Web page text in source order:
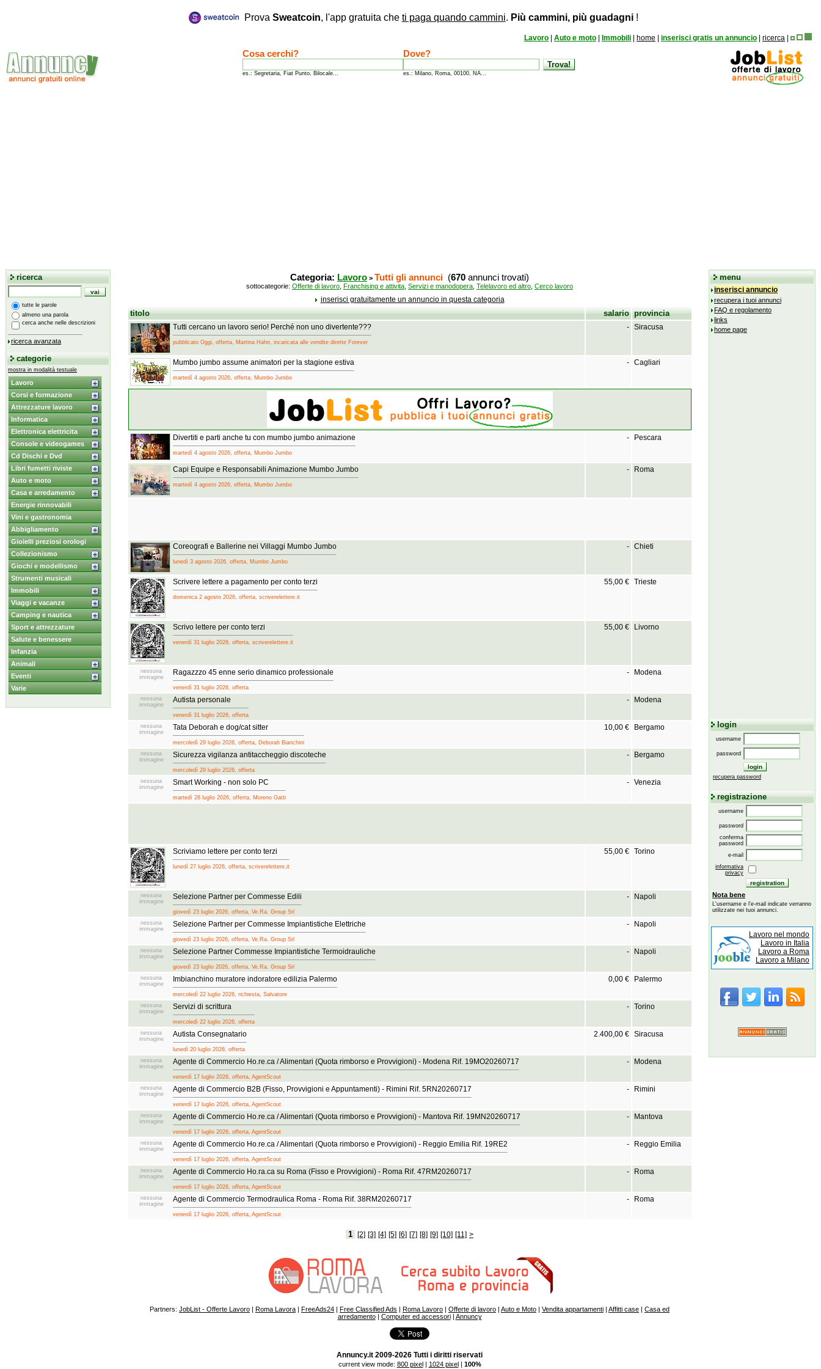
Prova Sweatcoin, l'app gratuita che ti paga quando cammini. Più cammini, più guadagni!
Lavoro Auto e moto Immobili home inserisci gratis un annuncio ricerca
Cosa cerchi?
es.: Segretaria, Fiat Punto, Bilocale...
Dove?
es.: Milano, Roma, 00100, NA...
ricerca
tutte le parole
almeno una parola
cerca anche nelle descrizioni
ricerca avanzata
categorie
mostra in modalità testuale
Lavoro
Corsi e formazione
Attrezzature lavoro
Informatica
Elettronica elettricita
Console e videogames
Cd Dischi e Dvd
Libri fumetti riviste
Auto e moto
Casa e arredamento
Energie rinnovabili
Vini e gastronomia
Abbigliamento
Gioielli preziosi orologi
Collezionismo
Giochi e modellismo
Strumenti musicali
Immobili
Viaggi e vacanze
Camping e nautica
Sport e attrezzature
Salute e benessere
Infanzia
Animali
Eventi
Varie
Categoria: Lavoro > Tutti gli annunci (670 annunci trovati)
sottocategorie: Offerte di lavoro Franchising e attivita Servizi e manodopera Telelavoro ed altro Cerco lavoro
inserisci gratuitamente un annuncio in questa categoria
titolo salario provincia
Tutti cercano un lavoro serio! Perché non uno divertente???
pubblicato Oggi, offerta, Martina Hahn, incaricata alle vendite dirette Forever
- Siracusa
Mumbo jumbo assume animatori per la stagione estiva
martedì 4 agosto 2026, offerta, Mumbo Jumbo
- Cagliari
Divertiti e parti anche tu con mumbo jumbo animazione
martedì 4 agosto 2026, offerta, Mumbo Jumbo
- Pescara
Capi Equipe e Responsabili Animazione Mumbo Jumbo
martedì 4 agosto 2026, offerta, Mumbo Jumbo
- Roma
Coreografi e Ballerine nei Villaggi Mumbo Jumbo
lunedì 3 agosto 2026, offerta, Mumbo Jumbo
- Chieti
Scrivere lettere a pagamento per conto terzi
domenica 2 agosto 2026, offerta, scriverelettere.it
55,00 € Trieste
Scrivo lettere per conto terzi
venerdì 31 luglio 2026, offerta, scriverelettere.it
55,00 € Livorno
nessuna
immagine
Ragazzzo 45 enne serio dinamico professionale
venerdì 31 luglio 2026, offerta
- Modena
nessuna
immagine
Autista personale
venerdì 31 luglio 2026, offerta
- Modena
nessuna
immagine
Tata Deborah e dog/cat sitter
mercoledì 29 luglio 2026, offerta, Deborah Bianchini
10,00 € Bergamo
nessuna
immagine
Sicurezza vigilanza antitaccheggio discoteche
mercoledì 29 luglio 2026, offerta
- Bergamo
nessuna
immagine
Smart Working - non solo PC
martedì 28 luglio 2026, offerta, Moreno Gatti
- Venezia
Scriviamo lettere per conto terzi
lunedì 27 luglio 2026, offerta, scriverelettere.it
55,00 € Torino
nessuna
immagine
Selezione Partner per Commesse Edili
giovedì 23 luglio 2026, offerta, Ve.Ra. Group Srl
- Napoli
nessuna
immagine
Selezione Partner per Commesse Impiantistiche Elettriche
giovedì 23 luglio 2026, offerta, Ve.Ra. Group Srl
- Napoli
nessuna
immagine
Selezione Partner Commesse Impiantistiche Termoidrauliche
giovedì 23 luglio 2026, offerta, Ve.Ra. Group Srl
- Napoli
nessuna
immagine
Imbianchino muratore indoratore edilizia Palermo
mercoledì 22 luglio 2026, richiesta, Salvatore
0,00 € Palermo
nessuna
immagine
Servizi di scrittura
mercoledì 22 luglio 2026, offerta
- Torino
nessuna
immagine
Autista Consegnatario
lunedì 20 luglio 2026, offerta
2.400,00 € Siracusa
nessuna
immagine
Agente di Commercio Ho.re.ca / Alimentari (Quota rimborso e Provvigioni) - Modena Rif. 19MO20260717
venerdì 17 luglio 2026, offerta, AgentScout
- Modena
nessuna
immagine
Agente di Commercio B2B (Fisso, Provvigioni e Appuntamenti) - Rimini Rif. 5RN20260717
venerdì 17 luglio 2026, offerta, AgentScout
- Rimini
nessuna
immagine
Agente di Commercio Ho.re.ca / Alimentari (Quota rimborso e Provvigioni) - Mantova Rif. 19MN20260717
venerdì 17 luglio 2026, offerta, AgentScout
- Mantova
nessuna
immagine
Agente di Commercio Ho.re.ca / Alimentari (Quota rimborso e Provvigioni) - Reggio Emilia Rif. 19RE2
venerdì 17 luglio 2026, offerta, AgentScout
- Reggio Emilia
nessuna
immagine
Agente di Commercio Ho.ra.ca su Roma (Fisso e Provvigioni) - Roma Rif. 47RM20260717
venerdì 17 luglio 2026, offerta, AgentScout
- Roma
nessuna
immagine
Agente di Commercio Termodraulica Roma - Roma Rif. 38RM20260717
venerdì 17 luglio 2026, offerta, AgentScout
- Roma
1 [2] [3] [4] [5] [6] [7] [8] [9] [10] [11] >
menu
inserisci annuncio
recupera i tuoi annunci
FAQ e regolamento
links
home page
login
username
password
recupera password
registrazione
username
password
conferma
password
e-mail
informativa
privacy
Nota bene
L'username e l'e-mail indicate verranno
utilizzate nei tuoi annunci.
Lavoro nel mondo
Lavoro in Italia
Lavoro a Roma
Lavoro a Milano
Partners: JobList - Offerte Lavoro | Roma Lavora | FreeAds24 | Free Classified Ads | Roma Lavoro | Offerte di lavoro | Auto e Moto | Vendita appartamenti | Affitti case | Casa ed
arredamento| Computer ed accessori| Annuncy
Annuncy.it 2009-2026 Tutti i diritti riservati
current view mode: 800 pixel| 1024 pixel| 100%